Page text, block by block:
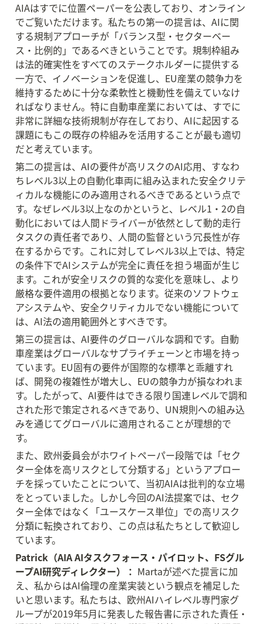
AIAはすでに位置ペーパーを公表しており、オンライン
でご覧いただけます。私たちの第一の提言は、AIに関
する規制アプローチが「バランス型・セクターベー
ス・比例的」であるべきということです。規制枠組み
は法的確実性をすべてのステークホルダーに提供する
一方で、イノベーションを促進し、EU産業の競争力を
維持するために十分な柔軟性と機動性を備えていなけ
ればなりません。特に自動車産業においては、すでに
非常に詳細な技術規制が存在しており、AIに起因する
課題にもこの既存の枠組みを活用することが最も適切
だと考えています。
第二の提言は、AIの要件が高リスクのAI応用、すなわ
ちレベル3以上の自動化車両に組み込まれた安全クリテ
ィカルな機能にのみ適用されるべきであるという点で
す。なぜレベル3以上なのかというと、レベル1・2の自
動化においては人間ドライバーが依然として動的走行
タスクの責任者であり、人間の監督という冗長性が存
在するからです。これに対してレベル3以上では、特定
の条件下でAIシステムが完全に責任を担う場面が生じ
ます。これが安全リスクの質的な変化を意味し、より
厳格な要件適用の根拠となります。従来のソフトウェ
アシステムや、安全クリティカルでない機能について
は、AI法の適用範囲外とすべきです。
第三の提言は、AI要件のグローバルな調和です。自動
車産業はグローバルなサプライチェーンと市場を持っ
ています。EU固有の要件が国際的な標準と乖離すれ
ば、開発の複雑性が増大し、EUの競争力が損なわれま
す。したがって、AI要件はできる限り国連レベルで調和
された形で策定されるべきであり、UN規則への組み込
みを通じてグローバルに適用されることが理想的で
す。
また、欧州委員会がホワイトペーパー段階では「セク
ター全体を高リスクとして分類する」というアプロー
チを採っていたことについて、当初AIAは批判的な立場
をとっていました。しかし今回のAI法提案では、セク
ター全体ではなく「ユースケース単位」での高リスク
分類に転換されており、この点は私たちとして歓迎し
ています。
Patrick（AIA AIタスクフォース・パイロット、FSグル
ープAI研究ディレクター）： Martaが述べた提言に加
え、私からはAI倫理の産業実装という観点を補足した
いと思います。私たちは、欧州AIハイレベル専門家グ
ループが2019年5月に発表した報告書に示された責任・